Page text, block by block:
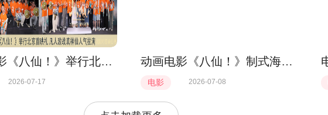
动画电影《八仙！》举行北京首映礼 凡人激战真神仙人气拉满
2026-07-17
动画电影《八仙！》制式海报重磅释出 定格神话世界旷世风光
电影 2026-07-08